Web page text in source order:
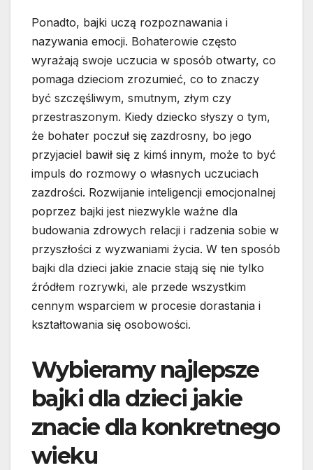
Ponadto, bajki uczą rozpoznawania i
nazywania emocji. Bohaterowie często
wyrażają swoje uczucia w sposób otwarty, co
pomaga dzieciom zrozumieć, co to znaczy
być szczęśliwym, smutnym, złym czy
przestraszonym. Kiedy dziecko słyszy o tym,
że bohater poczuł się zazdrosny, bo jego
przyjaciel bawił się z kimś innym, może to być
impuls do rozmowy o własnych uczuciach
zazdrości. Rozwijanie inteligencji emocjonalnej
poprzez bajki jest niezwykle ważne dla
budowania zdrowych relacji i radzenia sobie w
przyszłości z wyzwaniami życia. W ten sposób
bajki dla dzieci jakie znacie stają się nie tylko
źródłem rozrywki, ale przede wszystkim
cennym wsparciem w procesie dorastania i
kształtowania się osobowości.
Wybieramy najlepsze
bajki dla dzieci jakie
znacie dla konkretnego
wieku